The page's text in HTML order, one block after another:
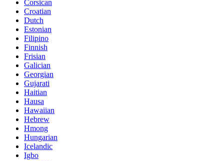
Corsican
Croatian
Dutch
Estonian
Filipino
Finnish
Frisian
Galician
Georgian
Gujarati
Haitian
Hausa
Hawaiian
Hebrew
Hmong
Hungarian
Icelandic
Igbo